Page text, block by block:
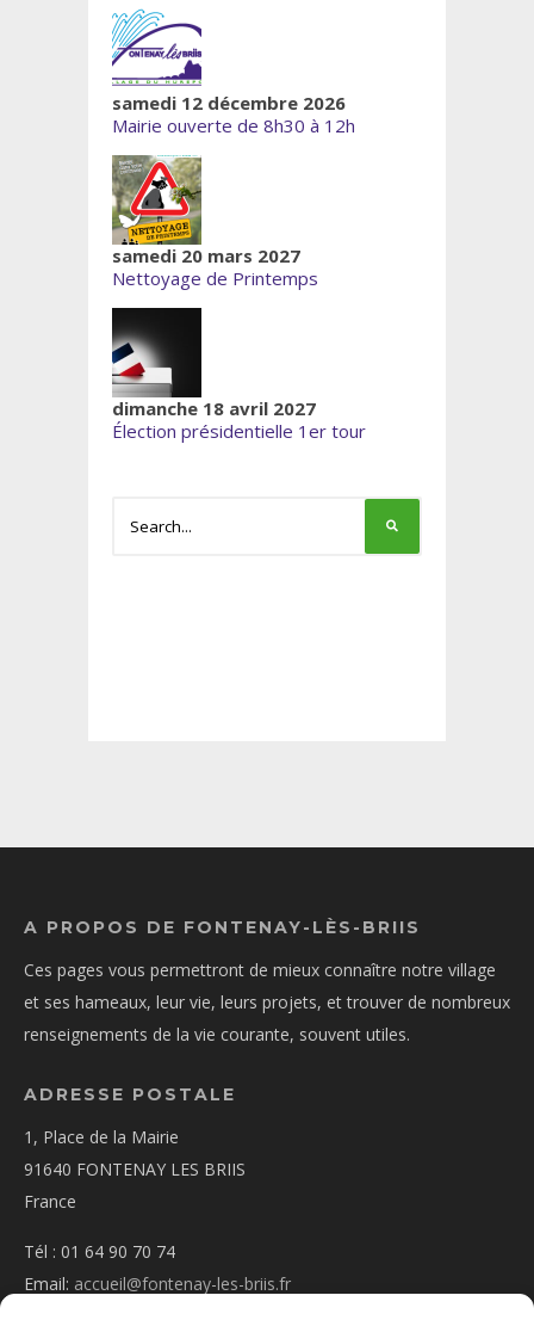
samedi 12 décembre 2026
Mairie ouverte de 8h30 à 12h
samedi 20 mars 2027
Nettoyage de Printemps
dimanche 18 avril 2027
Élection présidentielle 1er tour
A PROPOS DE FONTENAY-LÈS-BRIIS
Ces pages vous permettront de mieux connaître notre village
et ses hameaux, leur vie, leurs projets, et trouver de nombreux
renseignements de la vie courante, souvent utiles.
ADRESSE POSTALE
1, Place de la Mairie
91640 FONTENAY LES BRIIS
France
Tél : 01 64 90 70 74
Email: accueil@fontenay-les-briis.fr